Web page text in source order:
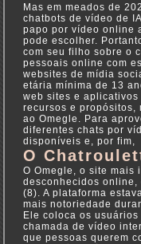
Mas em meados de
chatbots de vídeo de
papo por vídeo online
pode escolher.
com seu filho sobre o
pessoais online com
websites de mídia
etária mínima de 13
web sites e
recursos e propósitos,
ao Omegle. Para
diferentes chats por
disponíveis e, por fim,
O
O Omegle, o site mais
desconhecidos
(8). A plataforma
mais notoriedade
Ele coloca os
chamada de vídeo
que pessoas querem